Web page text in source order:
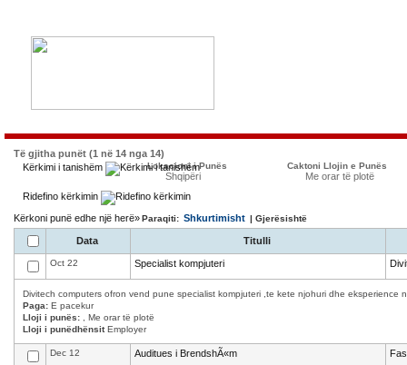
Të gjitha punët (1 në 14 nga 14)
Kërkimi i tanishëm
Lokacioni i Punës
Shqipëri
Caktoni Llojin e Punës
Me orar të plotë
Ridefino kërkimin
Kërkoni punë edhe një herë»Paraqiti: Shkurtimisht | Gjerësishtë
Data Titulli
Oct 22 Specialist kompjuteri
Divitech computers ofron vend pune specialist kompjuteri ,te kete njohuri dhe eksperience
Paga: E pacekur
Lloji i punës: , Me orar të plotë
Lloji i punëdhënsitEmployer
Dec 12 Auditues i BrendshÃ«m